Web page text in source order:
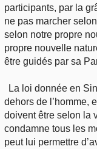
participants, par la
ne pas marcher
selon notre propre
propre nouvelle
être guidés par sa
La loi donnée en
dehors de l’homme,
doivent être selon la
condamne tous les
peut lui permettre